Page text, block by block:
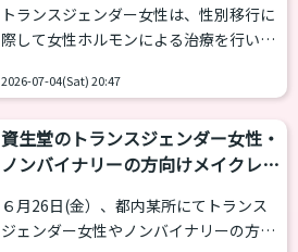
減してしまいます。 JR新宿駅新南改札か
ら徒歩2分の「新宿美容整体nanairo」
は、解剖学や身体のメカニズムに基づい
たプロフェッショナルな整体技術で、あ
サポート...
トランスジェンダー女性は、性別移行に
際して女性ホルモンによる治療を行いま
性になりたいことから女性ホルモンを過
ことがあります。 以前行ったアンケート
やヒヤリングから「絶対にやめてほし
自己流スタート クリニックにいきホルモ
ン治療を行うには、病院探し、診療代
2026-07-04(Sat) 20:47
資生堂のトランスジェンダー女性・
ノンバイナリーの方向けメイクレッ
６月26日(金）、都内某所にてトランス
ジェンダー女性やノンバイナリーの方を